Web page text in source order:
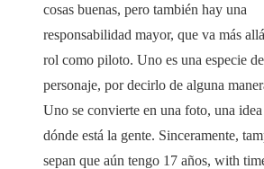
cosas buenas, pero también hay una
responsabilidad mayor, que va más
rol como piloto. Uno es una especie de
personaje, por decirlo de alguna
Uno se convierte en una foto, una
dónde está la gente. Sinceramente,
sepan que aún tengo 17 años, with